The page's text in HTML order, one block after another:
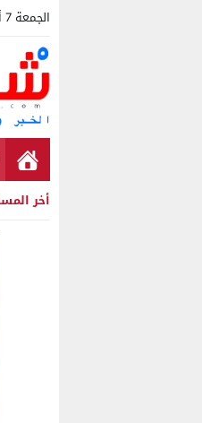
الجمعة 7 أغسطس 2026 - 10:12 صباحًا
أخر